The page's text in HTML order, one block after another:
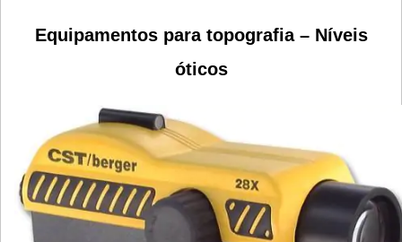
Equipamentos para topografia – Níveis
óticos